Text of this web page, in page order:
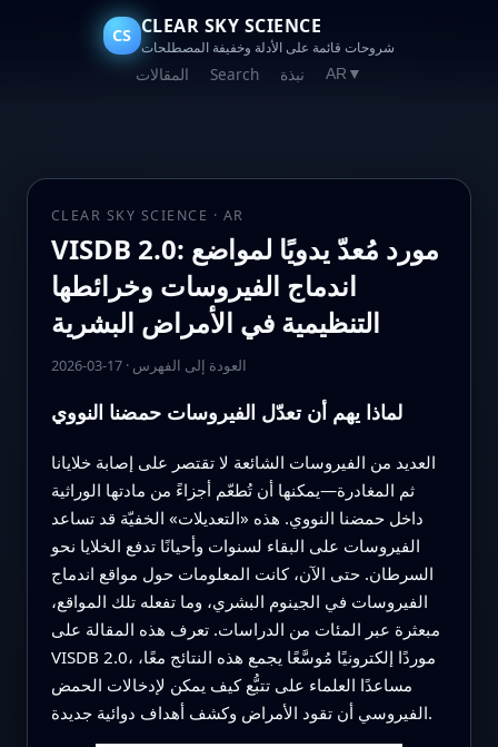
CS CLEAR SKY SCIENCE
شروحات قائمة على الأدلة وخفيفة المصطلحات
المقالات Search نبذة AR ▼
CLEAR SKY SCIENCE · AR
VISDB 2.0: مورد مُعدّ يدويًا لمواضع
اندماج الفيروسات وخرائطها
التنظيمية في الأمراض البشرية
2026-03-17· العودة إلى الفهرس
لماذا يهم أن تعدّل الفيروسات حمضنا النووي
العديد من الفيروسات الشائعة لا تقتصر على إصابة خلايانا
ثم المغادرة—يمكنها أن تُطعّم أجزاءً من مادتها الوراثية
داخل حمضنا النووي. هذه «التعديلات» الخفيّة قد تساعد
الفيروسات على البقاء لسنوات وأحيانًا تدفع الخلايا نحو
السرطان. حتى الآن، كانت المعلومات حول مواقع اندماج
الفيروسات في الجينوم البشري، وما تفعله تلك المواقع،
مبعثرة عبر المئات من الدراسات. تعرف هذه المقالة على
VISDB 2.0، موردًا إلكترونيًا مُوسَّعًا يجمع هذه النتائج معًا،
مساعدًا العلماء على تتبُّع كيف يمكن لإدخالات الحمض
الفيروسي أن تقود الأمراض وكشف أهداف دوائية جديدة.